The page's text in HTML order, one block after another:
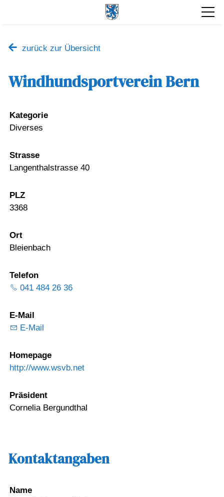
zurück zur Übersicht
Windhundsportverein Bern
Kategorie
Diverses
Strasse
Langenthalstrasse 40
PLZ
3368
Ort
Bleienbach
Telefon
041 484 26 36
E-Mail
E-Mail
Homepage
http://www.wsvb.net
Präsident
Cornelia Bergundthal
Kontaktangaben
Name